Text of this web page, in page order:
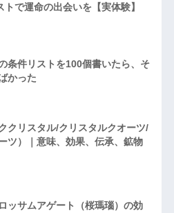
トで運命の出会いを【実体験】
条件リストを100個書いたら、そ
かった
クリスタル/クリスタルクオーツ/
ツ）｜意味、効果、伝承、鉱物
ッサムアゲート（桜瑪瑙）の効